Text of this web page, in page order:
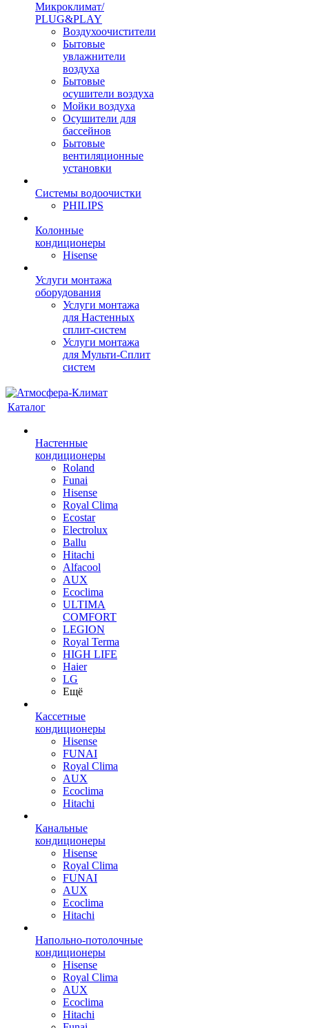
Микроклимат/
PLUG&PLAY
Воздухоочистители
Бытовые
увлажнители
воздуха
Бытовые
осушители воздуха
Мойки воздуха
Осушители для
бассейнов
Бытовые
вентиляционные
установки
Системы водоочистки
PHILIPS
Колонные
кондиционеры
Hisense
Услуги монтажа
оборудования
Услуги монтажа
для Настенных
сплит-систем
Услуги монтажа
для Мульти-Сплит
систем
Каталог
Настенные
кондиционеры
Roland
Funai
Hisense
Royal Clima
Ecostar
Electrolux
Ballu
Hitachi
Alfacool
AUX
Ecoclima
ULTIMA
COMFORT
LEGION
Royal Terma
HIGH LIFE
Haier
LG
Ещё
Кассетные
кондиционеры
Hisense
FUNAI
Royal Clima
AUX
Ecoclima
Hitachi
Канальные
кондиционеры
Hisense
Royal Clima
FUNAI
AUX
Ecoclima
Hitachi
Напольно-потолочные
кондиционеры
Hisense
Royal Clima
AUX
Ecoclima
Hitachi